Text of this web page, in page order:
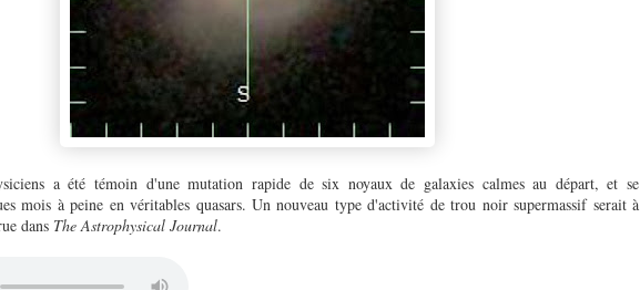
a été témoin d'une mutation rapide de six noyaux de galaxies calmes au départ, et se
mois à peine en véritables quasars. Un nouveau type d'activité de trou noir supermassif serait à
dans The Astrophysical Journal.